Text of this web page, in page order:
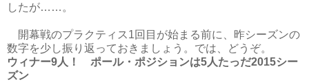
したが……。
開幕戦のプラクティス1回目が始まる前に、昨シーズンの
数字を少し振り返っておきましょう。では、どうぞ。
ウィナー9人！ ポール・ポジションは5人たっだ2015シー
ズン